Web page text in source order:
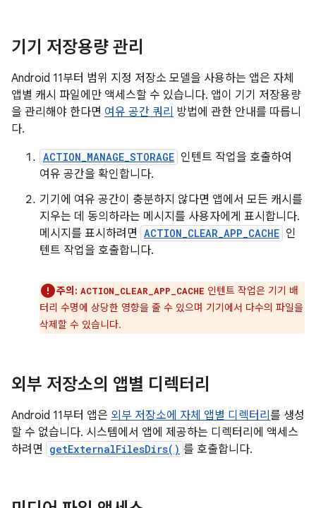
기기 저장용량 관리
Android 11부터 범위 지정 저장소 모델을 사용하는 앱은 자체
앱별 캐시 파일에만 액세스할 수 있습니다. 앱이 기기 저장용량
을 관리해야 한다면 여유 공간 쿼리 방법에 관한 안내를 따릅니
다.
ACTION_MANAGE_STORAGE 인텐트 작업을 호출하여
여유 공간을 확인합니다.
기기에 여유 공간이 충분하지 않다면 앱에서 모든 캐시를
지우는 데 동의하라는 메시지를 사용자에게 표시합니다.
메시지를 표시하려면 ACTION_CLEAR_APP_CACHE 인
텐트 작업을 호출합니다.
주의: ACTION_CLEAR_APP_CACHE 인텐트 작업은 기기 배
터리 수명에 상당한 영향을 줄 수 있으며 기기에서 다수의 파일을
삭제할 수 있습니다.
외부 저장소의 앱별 디렉터리
Android 11부터 앱은 외부 저장소에 자체 앱별 디렉터리 를 생성
할 수 없습니다. 시스템에서 앱에 제공하는 디렉터리에 액세스
하려면
getExternalFilesDirs() 를 호출합니다.